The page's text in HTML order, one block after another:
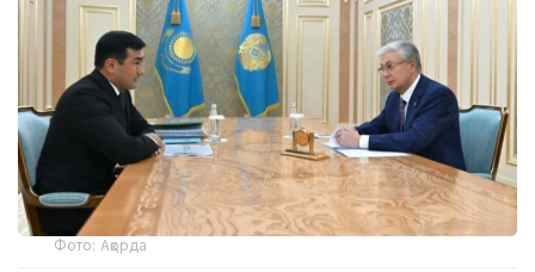
Фото: Ақорда